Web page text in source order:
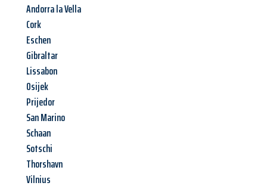
Andorra la Vella
Cork
Eschen
Gibraltar
Lissabon
Osijek
Prijedor
San Marino
Schaan
Sotschi
Thorshavn
Vilnius